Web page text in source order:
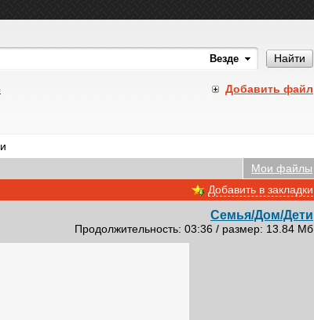
Найти
Добавить файл
Мои файлы
Добавить в закладки
Семья/Дом/Дети
Продолжительность: 03:36 / размер: 13.84 Мб